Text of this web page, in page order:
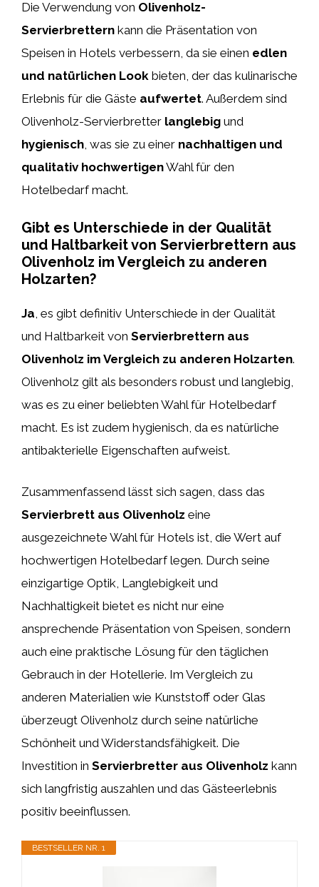
Die Verwendung von Olivenholz-
Servierbrettern kann die Präsentation von
Speisen in Hotels verbessern, da sie einen edlen
und natürlichen Look bieten, der das kulinarische
Erlebnis für die Gäste aufwertet. Außerdem sind
Olivenholz-Servierbretter langlebig und
hygienisch , was sie zu einer nachhaltigen und
qualitativ hochwertigenWahl für den
Hotelbedarf macht.
Gibt es Unterschiede in der Qualität
und Haltbarkeit von Servierbrettern aus
Olivenholz im Vergleich zu anderen
Holzarten?
Ja, es gibt definitiv Unterschiede in der Qualität
und Haltbarkeit von Servierbrettern aus
Olivenholz im Vergleich zu anderen Holzarten.
Olivenholz gilt als besonders robust und langlebig,
was es zu einer beliebten Wahl für Hotelbedarf
macht. Es ist zudem hygienisch, da es natürliche
antibakterielle Eigenschaften aufweist.
Zusammenfassend lässt sich sagen, dass das
Servierbrett aus Olivenholz eine
ausgezeichnete Wahl für Hotels ist, die Wert auf
hochwertigen Hotelbedarf legen. Durch seine
einzigartige Optik, Langlebigkeit und
Nachhaltigkeit bietet es nicht nur eine
ansprechende Präsentation von Speisen, sondern
auch eine praktische Lösung für den täglichen
Gebrauch in der Hotellerie. Im Vergleich zu
anderen Materialien wie Kunststoff oder Glas
überzeugt Olivenholz durch seine natürliche
Schönheit und Widerstandsfähigkeit. Die
Investition in Servierbretter aus Olivenholz kann
sich langfristig auszahlen und das Gästeerlebnis
positiv beeinflussen.
BESTSELLER NR. 1